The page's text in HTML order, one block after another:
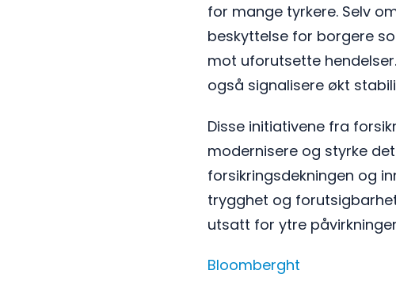
for mange tyrkere. Selv
beskyttelse for borgere
mot uforutsette
også signalisere økt
Disse initiativene fra
modernisere og styrke
forsikringsdekningen og
trygghet og
utsatt for ytre
Bloomberght